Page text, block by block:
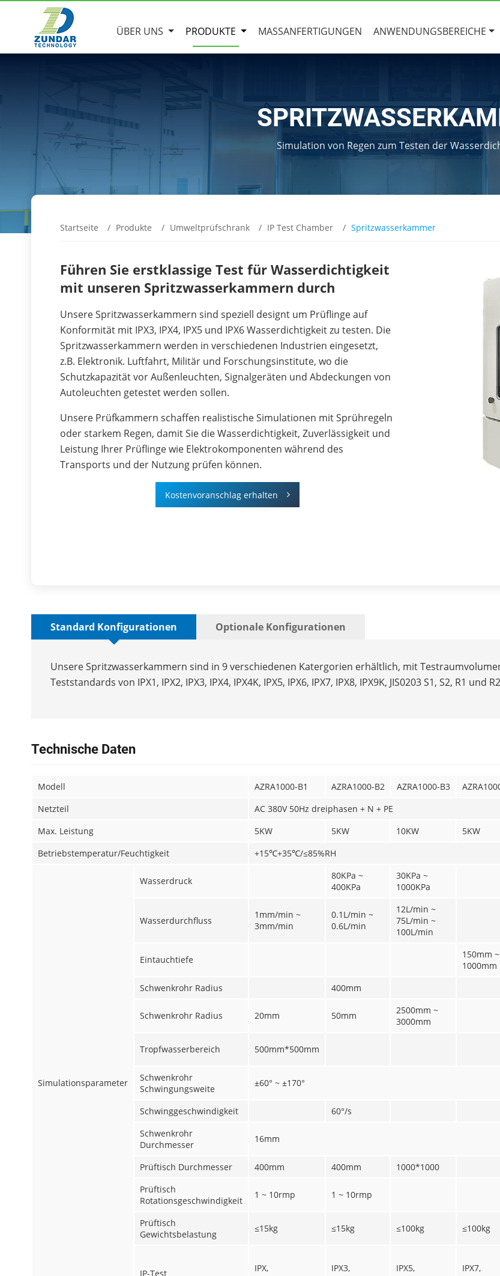
ÜBER UNS PRODUKTE MASSANFERTIGUNGEN ANWENDUNGSBEREICHE
Simulation von Regen zum Testen der
Startseite Produkte Umweltprüfschrank IP Test Chamber Spritzwasserkammer
Führen Sie erstklassige Test für Wasserdichtigkeit
mit unseren Spritzwasserkammern durch
Unsere Spritzwasserkammern sind speziell designt um Prüflinge auf
Konformität mit IPX3, IPX4, IPX5 und IPX6 Wasserdichtigkeit zu testen. Die
Spritzwasserkammern werden in verschiedenen Industrien eingesetzt,
z.B. Elektronik. Luftfahrt, Militär und Forschungsinstitute, wo die
Schutzkapazität vor Außenleuchten, Signalgeräten und Abdeckungen von
Autoleuchten getestet werden sollen.
Unsere Prüfkammern schaffen realistische Simulationen mit Sprühregeln
oder starkem Regen, damit Sie die Wasserdichtigkeit, Zuverlässigkeit und
Leistung Ihrer Prüflinge wie Elektrokomponenten während des
Transports und der Nutzung prüfen können.
Kostenvoranschlag erhalten
Standard Konfigurationen Optionale Konfigurationen
Unsere Spritzwasserkammern sind in 9 verschiedenen Katergorien erhältlich, mit
Teststandards von IPX1, IPX2, IPX3, IPX4, IPX4K, IPX5, IPX6, IPX7, IPX8, IPX9K, JIS0203 S1, S2, R1 und
Technische Daten
Modell AZRA1000-B1 AZRA1000-B2 AZRA1000-B3
Netzteil
AC 380V 50Hz dreiphasen + N + PE
Max. Leistung
5KW 5KW 10KW 5KW
Betriebstemperatur/Feuchtigkeit
+15℃+35℃/≤85%RH
Simulationsparameter
Wasserdruck
80KPa ~
400KPa
30KPa ~
1000KPa
Wasserdurchfluss
1mm/min ~
3mm/min
0.1L/min ~
0.6L/min
12L/min ~
75L/min ~
100L/min
Eintauchtiefe
150mm ~
1000mm
Schwenkrohr Radius
400mm
Schwenkrohr Radius 20mm 50mm
2500mm ~
3000mm
Tropfwasserbereich 500mm*500mm
Schwenkrohr
Schwingungsweite
±60° ~ ±170°
Schwinggeschwindigkeit 60°/s
Schwenkrohr
Durchmesser
16mm
Prüftisch Durchmesser 400mm 400mm 1000*1000
Prüftisch
Rotationsgeschwindigkeit
1 ~ 10rmp 1 ~ 10rmp
Prüftisch
Gewichtsbelastung
≤15kg ≤15kg ≤100kg ≤100kg
IP-Test
IPX,
IPX3,
IPX5,
IPX7,